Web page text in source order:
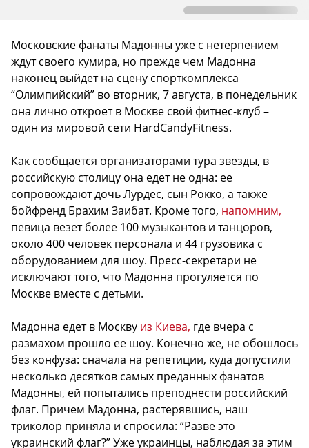
Московские фанаты Мадонны уже с нетерпением
ждут своего кумира, но прежде чем Мадонна
наконец выйдет на сцену спорткомплекса
“Олимпийский” во вторник, 7 августа, в понедельник
она лично откроет в Москве свой фитнес-клуб –
один из мировой сети HardCandyFitness.
Как сообщается организаторами тура звезды, в
российскую столицу она едет не одна: ее
сопровождают дочь Лурдес, сын Рокко, а также
бойфренд Брахим Заибат. Кроме того, напомним,
певица везет более 100 музыкантов и танцоров,
около 400 человек персонала и 44 грузовика с
оборудованием для шоу. Пресс-секретари не
исключают того, что Мадонна прогуляется по
Москве вместе с детьми.
Мадонна едет в Москву из Киева, где вчера с
размахом прошло ее шоу. Конечно же, не обошлось
без конфуза: сначала на репетиции, куда допустили
несколько десятков самых преданных фанатов
Мадонны, ей попытались преподнести российский
флаг. Причем Мадонна, растерявшись, наш
триколор приняла и спросила: “Разве это
украинский флаг?” Уже украинцы, наблюдая за этим